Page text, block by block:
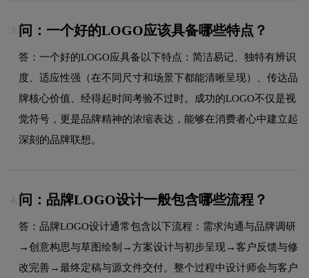
3. 问：一个好的LOGO应该具备哪些特点？
答：一个好的LOGO应具备以下特点：简洁易记、独特有辨识
度、适应性强（在不同尺寸和场景下都能清晰呈现）、传达品
牌核心价值、经得起时间考验不过时。成功的LOGO不仅是视
觉符号，更是品牌精神的浓缩表达，能够在消费者心中建立起
深刻的品牌联想。
4. 问：品牌LOGO设计一般包含哪些流程？
答：品牌LOGO设计通常包含以下流程：需求沟通与品牌调研
→创意构思与草图绘制→方案设计与初步呈现→客户反馈与修
改完善→最终定稿与源文件交付。整个过程中设计师会与客户